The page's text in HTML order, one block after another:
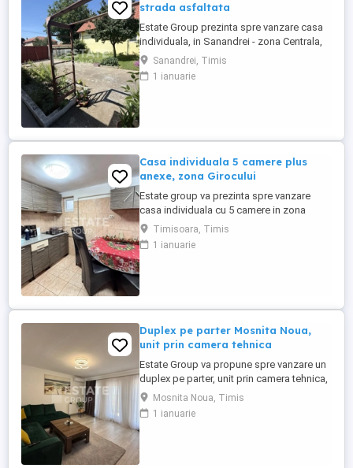
strada asfaltata
Estate Group prezinta spre vanzare casa
individuala, in Sanandrei - zona Centrala,
cu un teren de 1414 mp, suprafata
construita de 185 mp, suprafata utila de
140 mp, compartimentata astfel: Parter:
Sanandrei, Timis
1 ianuarie
Casa individuala 5 camere plus
anexe, zona Girocului
Estate group va prezinta spre vanzare
casa individuala cu 5 camere in zona
Girocului. Locuinta este amplasata intr-o
zona linistita, intre blocuri, aproape de
scoli, gradinite, parcuri si centre
Timisoara, Timis
1 ianuarie
Duplex pe parter Mosnita Noua,
unit prin camera tehnica
Estate Group va propune spre vanzare un
duplex pe parter, unit prin camera tehnica,
situat in Mosnita Noua, ideala pentru cei
care apreciaza confortul unui camin bine
construit. Imobilul este amplasat pe un
Mosnita Noua, Timis
1 ianuarie